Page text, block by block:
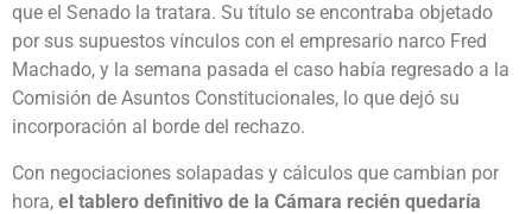
que el Senado la tratara. Su título se encontraba objetado
por sus supuestos vínculos con el empresario narco Fred
Machado, y la semana pasada el caso había regresado a la
Comisión de Asuntos Constitucionales, lo que dejó su
incorporación al borde del rechazo.
Con negociaciones solapadas y cálculos que cambian por
hora, el tablero definitivo de la Cámara recién quedaría